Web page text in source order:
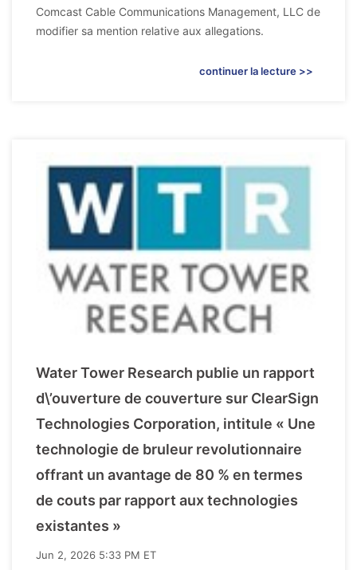
Comcast Cable Communications Management, LLC de
modifier sa mention relative aux allegations.
continuer la lecture >>
Water Tower Research publie un rapport
d\’ouverture de couverture sur ClearSign
Technologies Corporation, intitule « Une
technologie de bruleur revolutionnaire
offrant un avantage de 80 % en termes
de couts par rapport aux technologies
existantes »
Jun 2, 2026 5:33 PM ET